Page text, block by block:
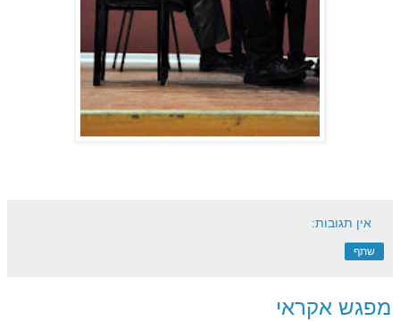
אין תגובות:
שתף
מפגש אקראי